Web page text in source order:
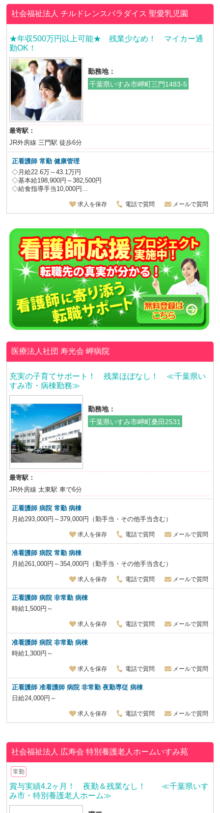
社会福祉法人 チルドレンスパラダイス聖愛乳児園
★年収500万円以上可能★ 残業少なめ！ マイカー通
勤OK！
勤務地：
千葉県いすみ市岬町三門1483-5
最寄駅：
JR外房線 三門駅 徒歩6分
正看護師常勤 健康管理
◇月給22.6万～43.1万円
◇基本給198,900円～382,500円
◇給食指導手当10,000円...
求人を保存 電話で質問 メールで質問
医療法人社団 寿光会岬病院
充実の子育てサポート！ 残業ほぼなし！ ≪千葉県い
すみ市・病棟勤務≫
勤務地：
千葉県いすみ市岬町桑田2531
最寄駅：
JR外房線 太東駅 車で6分
正看護師 病院 常勤 病棟
月給293,000円～379,000円（勤手当・その他手当含む）
求人を保存 電話で質問 メールで質問
准看護師 病院 常勤 病棟
月給261,000円～354,000円（勤手当・その他手当含む）
求人を保存 電話で質問 メールで質問
正看護師 病院 非常勤 病棟
時給1,500円～
求人を保存 電話で質問 メールで質問
准看護師 病院 非常勤 病棟
時給1,300円～
求人を保存 電話で質問 メールで質問
正看護師 准看護師 病院 非常勤夜勤専従 病棟
日給24,000円～
求人を保存 電話で質問 メールで質問
社会福祉法人 広寿会特別養護老人ホームいすみ苑
常勤
賞与実績4.2ヶ月！ 夜勤＆残業なし！ ≪千葉県いす
み市・特別養護老人ホーム≫